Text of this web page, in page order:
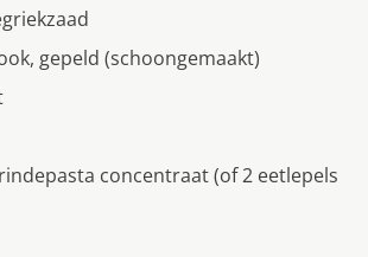
gepeld (schoongemaakt)
concentraat (of 2 eetlepels